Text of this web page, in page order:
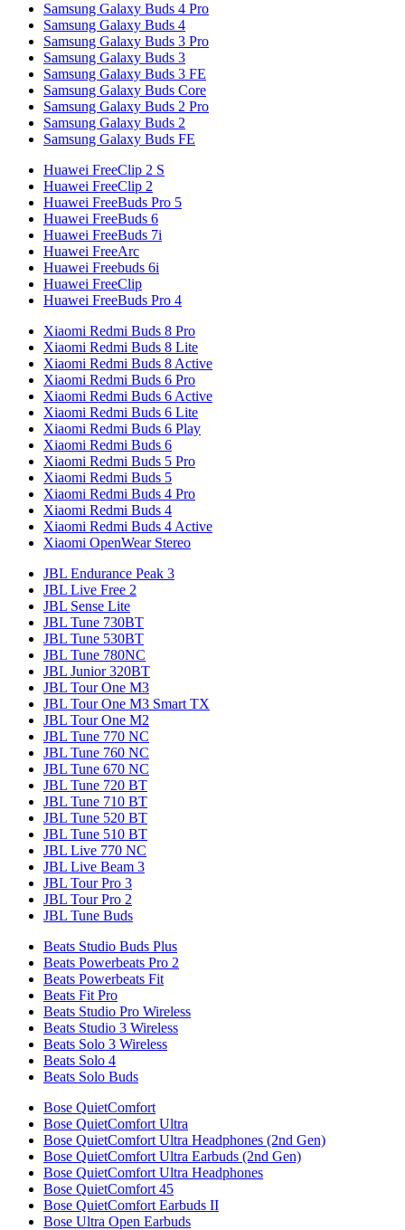
Samsung Galaxy Buds 4 Pro
Samsung Galaxy Buds 4
Samsung Galaxy Buds 3 Pro
Samsung Galaxy Buds 3
Samsung Galaxy Buds 3 FE
Samsung Galaxy Buds Core
Samsung Galaxy Buds 2 Pro
Samsung Galaxy Buds 2
Samsung Galaxy Buds FE
Huawei FreeClip 2 S
Huawei FreeClip 2
Huawei FreeBuds Pro 5
Huawei FreeBuds 6
Huawei FreeBuds 7i
Huawei FreeArc
Huawei Freebuds 6i
Huawei FreeClip
Huawei FreeBuds Pro 4
Xiaomi Redmi Buds 8 Pro
Xiaomi Redmi Buds 8 Lite
Xiaomi Redmi Buds 8 Active
Xiaomi Redmi Buds 6 Pro
Xiaomi Redmi Buds 6 Active
Xiaomi Redmi Buds 6 Lite
Xiaomi Redmi Buds 6 Play
Xiaomi Redmi Buds 6
Xiaomi Redmi Buds 5 Pro
Xiaomi Redmi Buds 5
Xiaomi Redmi Buds 4 Pro
Xiaomi Redmi Buds 4
Xiaomi Redmi Buds 4 Active
Xiaomi OpenWear Stereo
JBL Endurance Peak 3
JBL Live Free 2
JBL Sense Lite
JBL Tune 730BT
JBL Tune 530BT
JBL Tune 780NC
JBL Junior 320BT
JBL Tour One M3
JBL Tour One M3 Smart TX
JBL Tour One M2
JBL Tune 770 NC
JBL Tune 760 NC
JBL Tune 670 NC
JBL Tune 720 BT
JBL Tune 710 BT
JBL Tune 520 BT
JBL Tune 510 BT
JBL Live 770 NC
JBL Live Beam 3
JBL Tour Pro 3
JBL Tour Pro 2
JBL Tune Buds
Beats Studio Buds Plus
Beats Powerbeats Pro 2
Beats Powerbeats Fit
Beats Fit Pro
Beats Studio Pro Wireless
Beats Studio 3 Wireless
Beats Solo 3 Wireless
Beats Solo 4
Beats Solo Buds
Bose QuietComfort
Bose QuietComfort Ultra
Bose QuietComfort Ultra Headphones (2nd Gen)
Bose QuietComfort Ultra Earbuds (2nd Gen)
Bose QuietComfort Ultra Headphones
Bose QuietComfort 45
Bose QuietComfort Earbuds II
Bose Ultra Open Earbuds